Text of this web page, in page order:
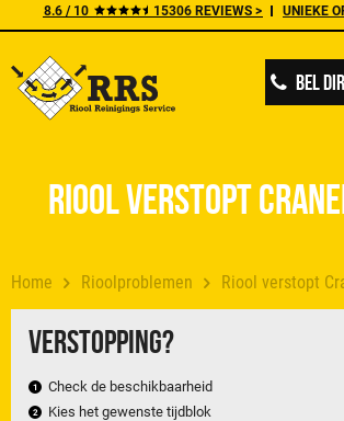
8.6 / 10 15306 REVIEWS > UNIEKE
BEL
Home Rioolproblemen Riool verstopt
Verstopping?
Check de beschikbaarheid
Kies het gewenste tijdblok
Riool verstopt